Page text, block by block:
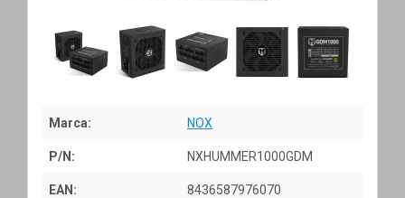
Marca: NOX
P/N: NXHUMMER1000GDM
EAN: 8436587976070